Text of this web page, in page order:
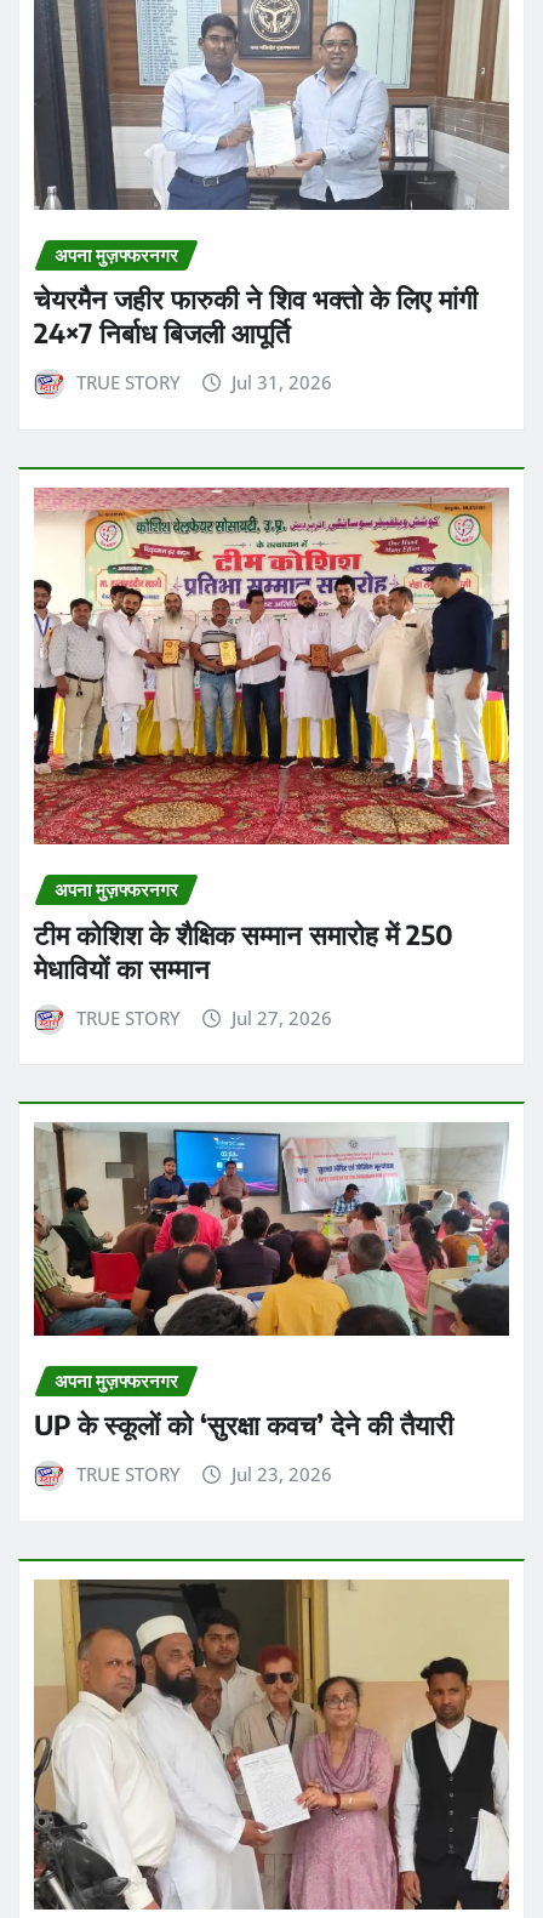
अपना मुज़फ्फरनगर
चेयरमैन जहीर फारुकी ने शिव भक्तो के लिए मांगी
24×7 निर्बाध बिजली आपूर्ति
TRUE STORY Jul 31, 2026
अपना मुज़फ्फरनगर
टीम कोशिश के शैक्षिक सम्मान समारोह में 250
मेधावियों का सम्मान
TRUE STORY Jul 27, 2026
अपना मुज़फ्फरनगर
UP के स्कूलों को ‘सुरक्षा कवच’ देने की तैयारी
TRUE STORY Jul 23, 2026